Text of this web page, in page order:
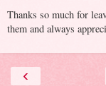
Thanks so much for
them and always
‹